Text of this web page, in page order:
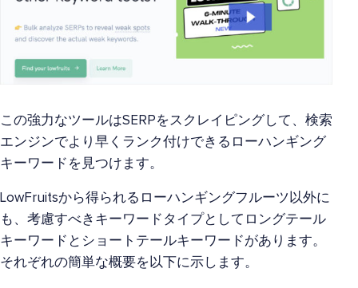
この強力なツールはSERPをスクレイピングして、検索
エンジンでより早くランク付けできるローハンギング
キーワードを見つけます。
LowFruitsから得られるローハンギングフルーツ以外に
も、考慮すべきキーワードタイプとしてロングテール
キーワードとショートテールキーワードがあります。
それぞれの簡単な概要を以下に示します。